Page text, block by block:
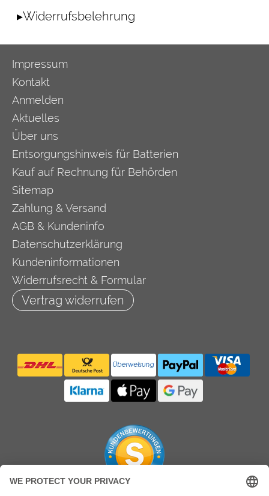
▸Widerrufsbelehrung
Impressum
Kontakt
Anmelden
Aktuelles
Über uns
Entsorgungshinweis für Batterien
Kauf auf Rechnung für Behörden
Sitemap
Zahlung & Versand
AGB & Kundeninfo
Datenschutzerklärung
Kundeninformationen
Widerrufsrecht & Formular
Vertrag widerrufen